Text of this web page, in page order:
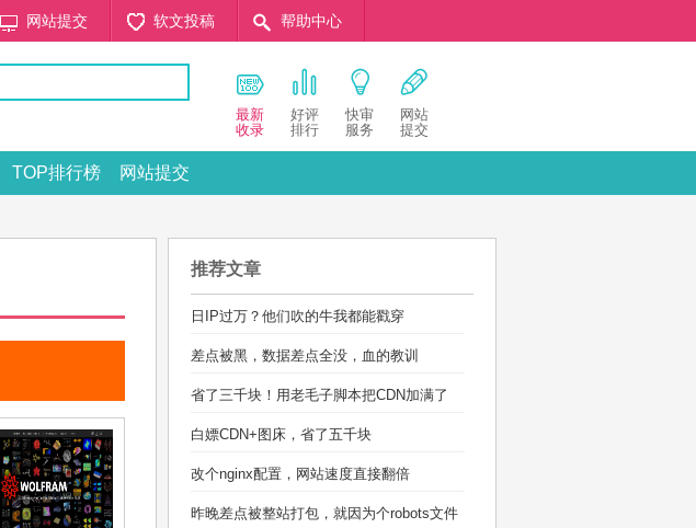
网站提交 软文投稿 帮助中心
最新
收录
好评
排行
快审
服务
网站
提交
TOP排行榜 网站提交
推荐文章
日IP过万？他们吹的牛我都能戳穿
差点被黑，数据差点全没，血的教训
省了三千块！用老毛子脚本把CDN加满了
白嫖CDN+图床，省了五千块
改个nginx配置，网站速度直接翻倍
昨晚差点被整站打包，就因为个robots文件